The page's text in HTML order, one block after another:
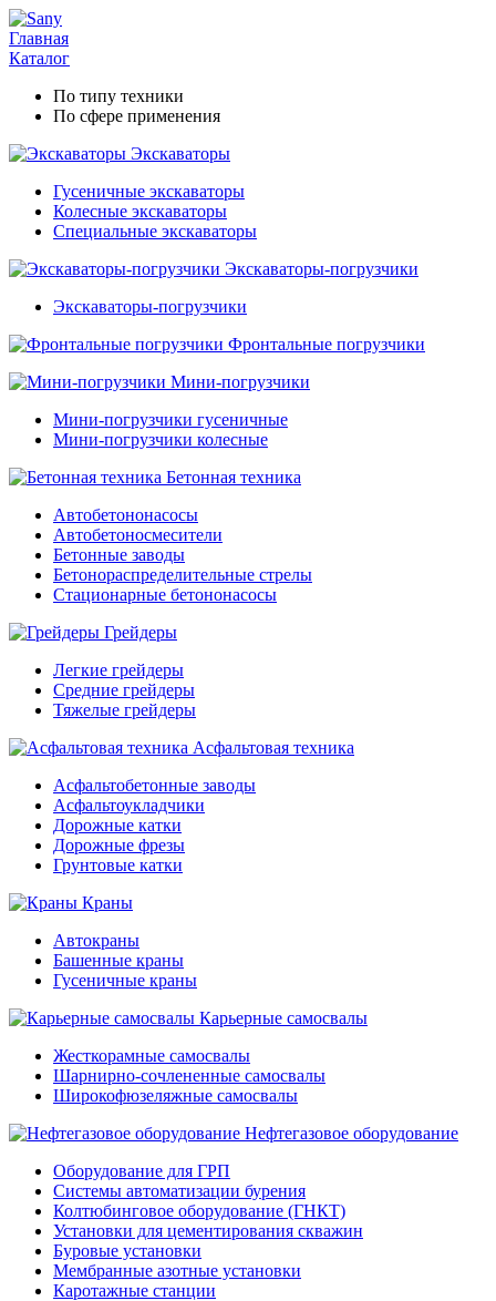
Главная
Каталог
По типу техники
По сфере применения
Экскаваторы
Гусеничные экскаваторы
Колесные экскаваторы
Специальные экскаваторы
Экскаваторы-погрузчики
Экскаваторы-погрузчики
Фронтальные погрузчики
Мини-погрузчики
Мини-погрузчики гусеничные
Мини-погрузчики колесные
Бетонная техника
Автобетононасосы
Автобетоносмесители
Бетонные заводы
Бетонораспределительные стрелы
Стационарные бетононасосы
Грейдеры
Легкие грейдеры
Средние грейдеры
Тяжелые грейдеры
Асфальтовая техника
Асфальтобетонные заводы
Асфальтоукладчики
Дорожные катки
Дорожные фрезы
Грунтовые катки
Краны
Автокраны
Башенные краны
Гусеничные краны
Карьерные самосвалы
Жесткорамные самосвалы
Шарнирно-сочлененные самосвалы
Широкофюзеляжные самосвалы
Нефтегазовое оборудование
Оборудование для ГРП
Системы автоматизации бурения
Колтюбинговое оборудование (ГНКТ)
Установки для цементирования скважин
Буровые установки
Мембранные азотные установки
Каротажные станции